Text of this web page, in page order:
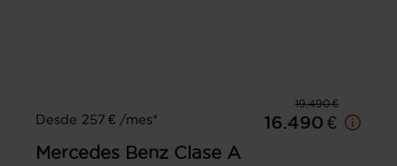
19.490 €
Desde 257 € /mes*
16.490 €
Mercedes Benz Clase A